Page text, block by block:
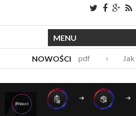
MENU
NOWOŚCI
Katalogi narzędzi pdf
Jak
Vito Bambino – kim jest nowy